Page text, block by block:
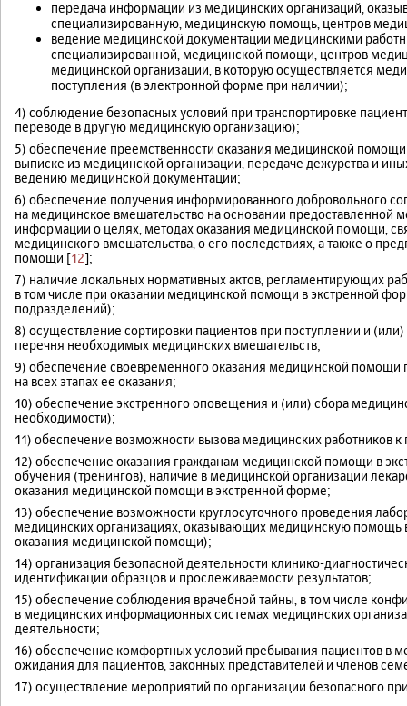
передача информации из медицинских организаций,
специализированную, медицинскую помощь, центров
ведение медицинской документации медицинскими
специализированной, медицинской помощи, центров
медицинской организации, в которую осуществляется
поступления (в электронной форме при наличии);
4) соблюдение безопасных условий при транспортировке
переводе в другую медицинскую организацию);
5) обеспечение преемственности оказания медицинской помощи
выписке из медицинской организации, передаче дежурства и
ведению медицинской документации;
6) обеспечение получения информированного добровольного
на медицинское вмешательство на основании
информации о целях, методах оказания медицинской помощи,
медицинского вмешательства, о его последствиях, а также о
помощи [12];
7) наличие локальных нормативных актов, регламентирующих
в том числе при оказании медицинской помощи в экстренной
подразделений);
8) осуществление сортировки пациентов при поступлении и
перечня необходимых медицинских вмешательств;
9) обеспечение своевременного оказания медицинской помощи
на всех этапах ее оказания;
10) обеспечение экстренного оповещения и (или) сбора
необходимости);
11) обеспечение возможности вызова медицинских работников к
12) обеспечение оказания гражданам медицинской помощи в
обучения (тренингов), наличие в медицинской организации
оказания медицинской помощи в экстренной форме;
13) обеспечение возможности круглосуточного проведения
медицинских организациях, оказывающих медицинскую помощь
оказания медицинской помощи);
14) организация безопасной деятельности клинико-
идентификации образцов и прослеживаемости результатов;
15) обеспечение соблюдения врачебной тайны, в том числе
в медицинских информационных системах медицинских
деятельности;
16) обеспечение комфортных условий пребывания пациентов в
ожидания для пациентов, законных представителей и членов
17) осуществление мероприятий по организации безопасного